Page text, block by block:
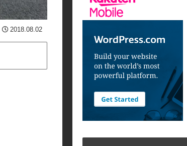
2018.08.02